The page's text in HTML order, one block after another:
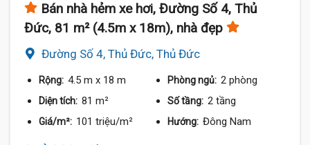
Bán nhà hẻm xe hơi, Đường Số 4, Thủ
Đức, 81 m² (4.5m x 18m), nhà đẹp
Đường Số 4, Thủ Đức, Thủ Đức
Rộng: 4.5 m x 18 m Phòng ngủ: 2 phòng
Diện tích: 81 m² Số tầng: 2 tầng
Giá/m²: 101 triệu/m² Hướng: Đông Nam